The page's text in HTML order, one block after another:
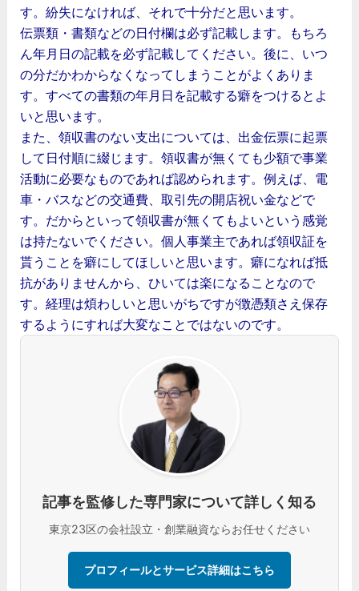
す。紛失になければ、それで十分だと思います。
伝票類・書類などの日付欄は必ず記載します。もちろ
ん年月日の記載を必ず記載してください。後に、いつ
の分だかわからなくなってしまうことがよくありま
す。すべての書類の年月日を記載する癖をつけるとよ
いと思います。
また、領収書のない支出については、出金伝票に起票
して日付順に綴じます。領収書が無くても少額で事業
活動に必要なものであれば認められます。例えば、電
車・バスなどの交通費、取引先の開店祝い金などで
す。だからといって領収書が無くてもよいという感覚
は持たないでください。個人事業主であれば領収証を
貰うことを癖にしてほしいと思います。癖になれば抵
抗がありませんから、ひいては楽になることなので
す。経理は煩わしいと思いがちですが徴憑類さえ保存
するようにすれば大変なことではないのです。
記事を監修した専門家について詳しく知る
東京23区の会社設立・創業融資ならお任せください
プロフィールとサービス詳細はこちら